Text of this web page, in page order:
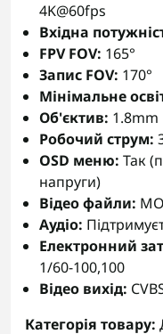
4K@60fps
Вхідна
FPV FOV: 165°
Запис FOV: 170°
Мінімальне
Об'єктив: 1.8mm
Робочий струм:
OSD меню: Так
напруги)
Відео файли:
Аудіо:
Електронний
1/60-100,100
Відео вихід:
Категорія товару: